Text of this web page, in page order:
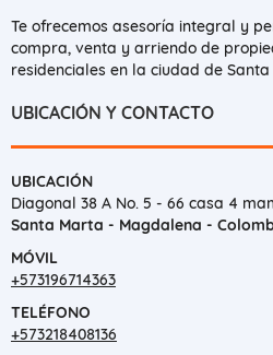
Te ofrecemos asesoría integral y
compra, venta y arriendo de
residenciales en la ciudad de
UBICACIÓN Y CONTACTO
UBICACIÓN
Diagonal 38 A No. 5 - 66 casa 4
Santa Marta - Magdalena -
MÓVIL
+573196714363
TELÉFONO
+573218408136